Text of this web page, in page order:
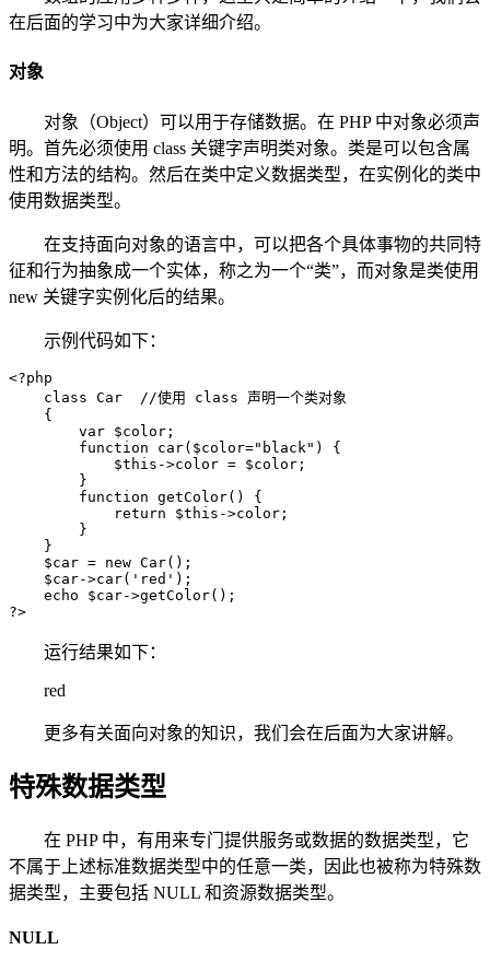
在后面的学习中为大家详细介绍。
对象
对象（Object）可以用于存储数据。在 PHP 中对象必须声
明。首先必须使用 class 关键字声明类对象。类是可以包含属
性和方法的结构。然后在类中定义数据类型，在实例化的类中
使用数据类型。
在支持面向对象的语言中，可以把各个具体事物的共同特
征和行为抽象成一个实体，称之为一个“类”，而对象是类使用
new 关键字实例化后的结果。
示例代码如下：
<?php
    class Car  //使用 class 声明一个类对象
    {
        var $color;
        function car($color="black") {
            $this->color = $color;
        }
        function getColor() {
            return $this->color;
        }
    }
    $car = new Car();
    $car->car('red');
    echo $car->getColor();
?>
运行结果如下：
red
更多有关面向对象的知识，我们会在后面为大家讲解。
特殊数据类型
在 PHP 中，有用来专门提供服务或数据的数据类型，它
不属于上述标准数据类型中的任意一类，因此也被称为特殊数
据类型，主要包括 NULL 和资源数据类型。
NULL